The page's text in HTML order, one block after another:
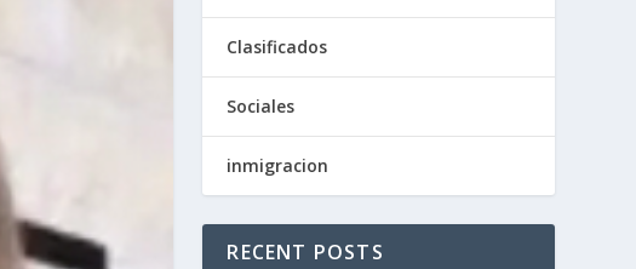
Clasificados
Sociales
inmigracion
RECENT POSTS